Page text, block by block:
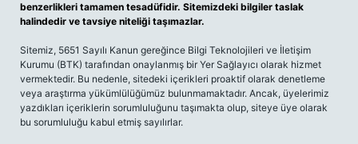
benzerlikleri tamamen tesadüfidir. Sitemizdeki bilgiler taslak
halindedir ve tavsiye niteliği taşımazlar.
Sitemiz, 5651 Sayılı Kanun gereğince Bilgi Teknolojileri ve İletişim
Kurumu (BTK) tarafından onaylanmış bir Yer Sağlayıcı olarak hizmet
vermektedir. Bu nedenle, sitedeki içerikleri proaktif olarak denetleme
veya araştırma yükümlülüğümüz bulunmamaktadır. Ancak, üyelerimiz
yazdıkları içeriklerin sorumluluğunu taşımakta olup, siteye üye olarak
bu sorumluluğu kabul etmiş sayılırlar.